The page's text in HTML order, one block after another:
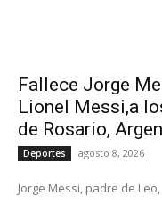
Fallece Jorge
Lionel Messi,a
de Rosario,
Deportes agosto 8, 2026
Jorge Messi, padre de